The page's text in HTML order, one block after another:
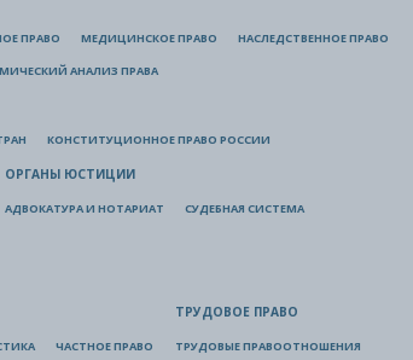
ПРАВО МЕДИЦИНСКОЕ ПРАВО НАСЛЕДСТВЕННОЕ ПРАВО
АНАЛИЗ ПРАВА
КОНСТИТУЦИОННОЕ ПРАВО РОССИИ
ОРГАНЫ ЮСТИЦИИ
АДВОКАТУРА И НОТАРИАТ СУДЕБНАЯ СИСТЕМА
ЧАСТНОЕ ПРАВО
ТРУДОВОЕ ПРАВО
ТРУДОВЫЕ ПРАВООТНОШЕНИЯ